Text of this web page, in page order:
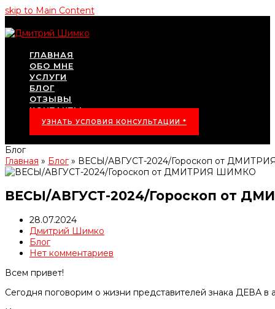
skip to Main Content
ГЛАВНАЯ
ОБО МНЕ
УСЛУГИ
БЛОГ
ОТЗЫВЫ
КОНТАКТЫ
УЗНАТЬ УСЛОВИЯ КОНСУЛЬТАЦИИ *
Блог
Главная » Блог» ВЕСЫ/АВГУСТ-2024/Гороскоп от
ВЕСЫ/АВГУСТ-2024/Гороскоп от
28.07.2024
Дмитрий Шимко
Блог
Нет комментариев
Всем привет!
Сегодня поговорим о жизни представителей знака ДЕВА в